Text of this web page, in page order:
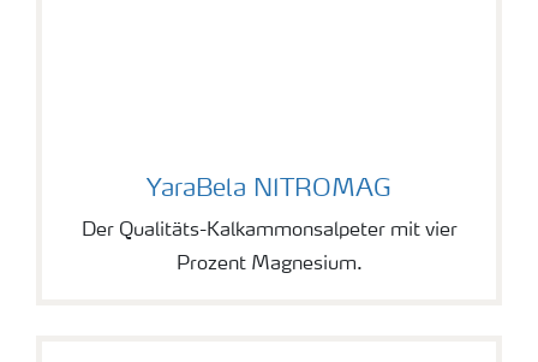
YaraBela NITROMAG
Der Qualitäts-Kalkammonsalpeter mit vier
Prozent Magnesium.